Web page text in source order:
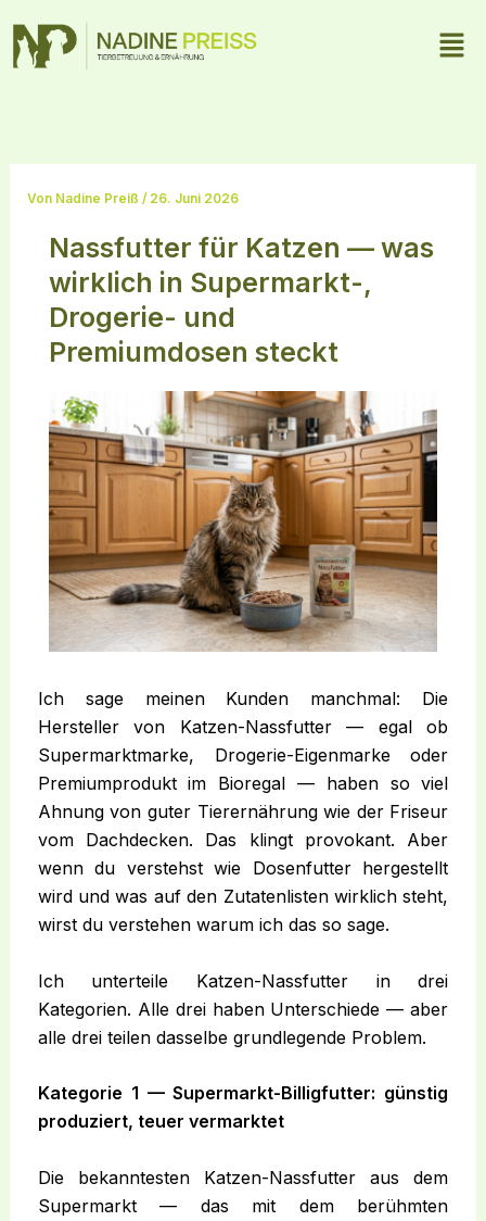
Inhalt
springen
Von Nadine Preiß / 26. Juni 2026
Nassfutter für Katzen — was
wirklich in Supermarkt-,
Drogerie- und
Premiumdosen steckt
Ich sage meinen Kunden manchmal: Die
Hersteller von Katzen-Nassfutter — egal ob
Supermarktmarke, Drogerie-Eigenmarke oder
Premiumprodukt im Bioregal — haben so viel
Ahnung von guter Tierernährung wie der Friseur
vom Dachdecken. Das klingt provokant. Aber
wenn du verstehst wie Dosenfutter hergestellt
wird und was auf den Zutatenlisten wirklich steht,
wirst du verstehen warum ich das so sage.
Ich unterteile Katzen-Nassfutter in drei
Kategorien. Alle drei haben Unterschiede — aber
alle drei teilen dasselbe grundlegende Problem.
Kategorie 1 — Supermarkt-Billigfutter: günstig
produziert, teuer vermarktet
Die bekanntesten Katzen-Nassfutter aus dem
Supermarkt — das mit dem berühmten